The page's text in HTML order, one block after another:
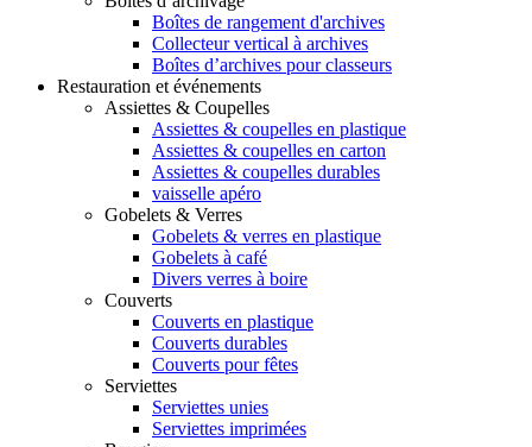
Boîtes de rangement d'archives
Collecteur vertical à archives
Boîtes d’archives pour classeurs
Restauration et événements
Assiettes & Coupelles
Assiettes & coupelles en plastique
Assiettes & coupelles en carton
Assiettes & coupelles durables
vaisselle apéro
Gobelets & Verres
Gobelets & verres en plastique
Gobelets à café
Divers verres à boire
Couverts
Couverts en plastique
Couverts durables
Couverts pour fêtes
Serviettes
Serviettes unies
Serviettes imprimées